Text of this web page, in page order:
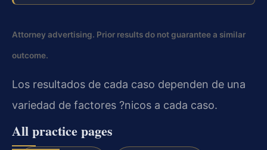
Attorney advertising. Prior results do not guarantee a similar
outcome.
Los resultados de cada caso dependen de una
variedad de factores ?nicos a cada caso.
All practice pages